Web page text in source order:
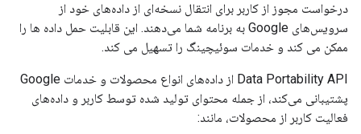
درخواست مجوز از کاربر برای انتقال نسخه‌ای از داده‌های خود از
سرویس‌های Google به برنامه شما می‌دهند. این قابلیت حمل داده ها را
ممکن می کند و خدمات سوئیچینگ را تسهیل می کند.
Data Portability API از داده‌های انواع محصولات و خدمات Google
پشتیبانی می‌کند، از جمله محتوای تولید شده توسط کاربر و داده‌های
فعالیت کاربر از محصولات، مانند: